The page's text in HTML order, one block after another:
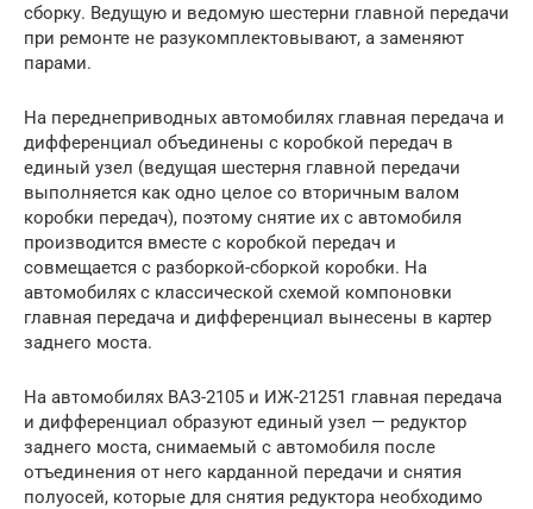
сборку. Ведущую и ведомую шестерни главной передачи
при ремонте не разукомплектовывают, а заменяют
парами.
На переднеприводных автомобилях главная передача и
дифференциал объединены с коробкой передач в
единый узел (ведущая шестерня главной передачи
выполняется как одно целое со вторичным валом
коробки передач), поэтому снятие их с автомобиля
производится вместе с коробкой передач и
совмещается с разборкой-сборкой коробки. На
автомобилях с классической схемой компоновки
главная передача и дифференциал вынесены в картер
заднего моста.
На автомобилях ВАЗ-2105 и ИЖ-21251 главная передача
и дифференциал образуют единый узел — редуктор
заднего моста, снимаемый с автомобиля после
отъединения от него карданной передачи и снятия
полуосей, которые для снятия редуктора необходимо